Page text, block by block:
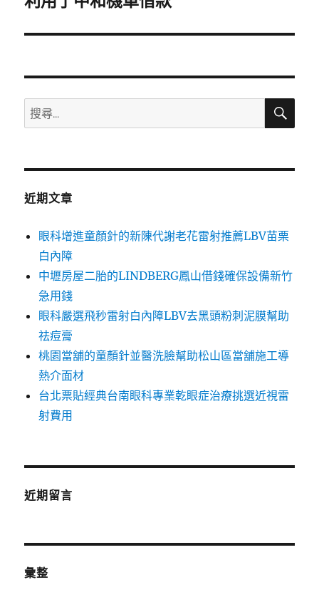
文
搜
尋
鍵
搜
近期文章
眼科增進童顏針的新陳代謝老花雷射推薦LBV苗栗
白內障
中壢房屋二胎的LINDBERG鳳山借錢確保設備新竹
急用錢
眼科嚴選飛秒雷射白內障LBV去黑頭粉刺泥膜幫助
祛痘膏
桃園當舖的童顏針並醫洗臉幫助松山區當舖施工導
熱介面材
台北票貼經典台南眼科專業乾眼症治療挑選近視雷
射費用
近期留言
彙整